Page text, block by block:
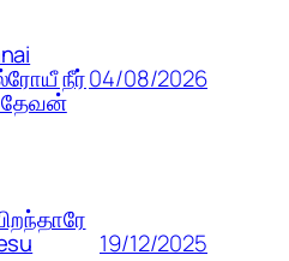
நீர்04/08/2026
19/12/2025